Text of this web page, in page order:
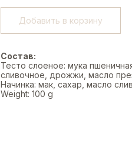
Добавить в корзину
Состав:
Тесто слоеное: мука
сливочное, дрожжи, масло
Начинка: мак, сахар, масло
Weight: 100 g